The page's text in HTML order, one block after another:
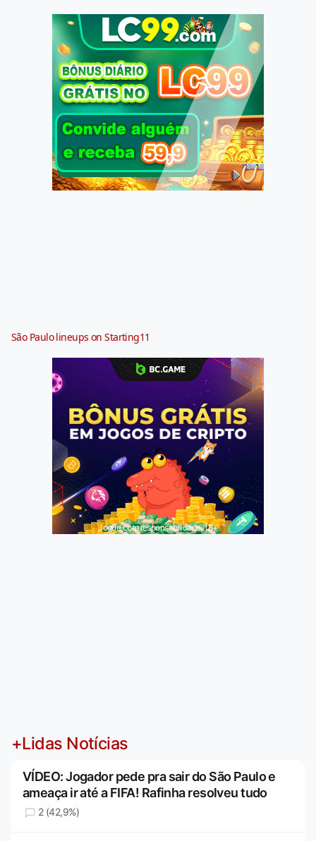
São Paulo lineups on Starting11
Jogue com responsabilidade. 18+
+Lidas Notícias
VÍDEO: Jogador pede pra sair do São Paulo e
ameaça ir até a FIFA! Rafinha resolveu tudo
2 (42,9%)